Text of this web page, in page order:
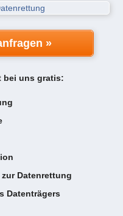
»
bei uns gratis:
Datenrettung
Datenträgers